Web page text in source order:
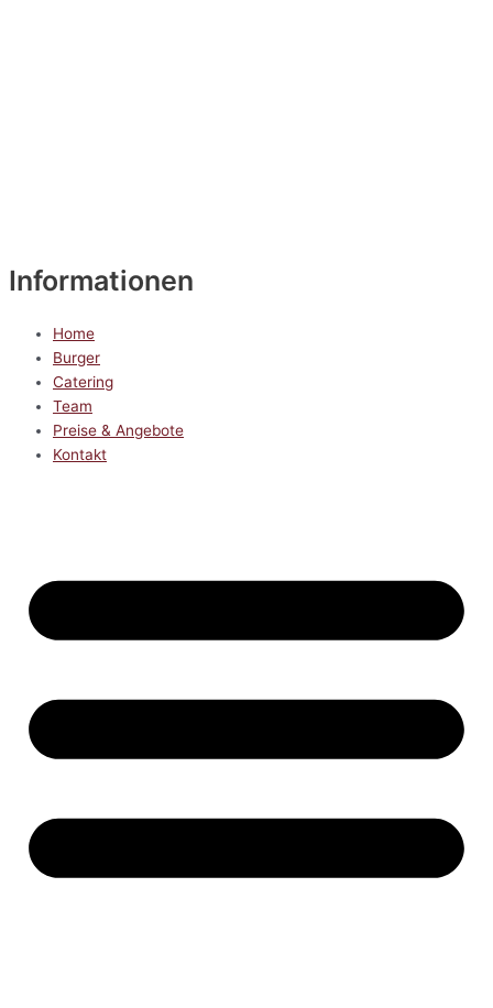
Informationen
Home
Burger
Catering
Team
Preise & Angebote
Kontakt